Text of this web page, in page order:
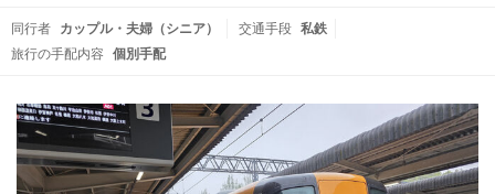
同行者 カップル・夫婦（シニア） 交通手段 私鉄
旅行の手配内容
個別手配